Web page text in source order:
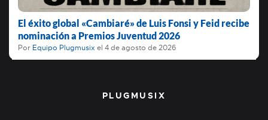
El éxito global «Cambiaré» de Luis Fonsi y Feid recibe
nominación a Premios Juventud 2026
Por Equipo Plugmusix el 4 de agosto de 2026
PLUGMUSIX